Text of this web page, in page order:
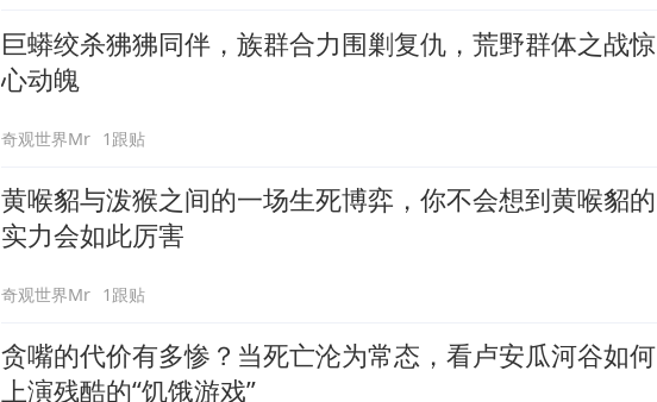
巨蟒绞杀狒狒同伴，族群合力围剿复仇，荒野群体之战惊
心动魄
奇观世界Mr 1跟贴
黄喉貂与泼猴之间的一场生死博弈，你不会想到黄喉貂的
实力会如此厉害
奇观世界Mr 1跟贴
贪嘴的代价有多惨？当死亡沦为常态，看卢安瓜河谷如何
上演残酷的“饥饿游戏”